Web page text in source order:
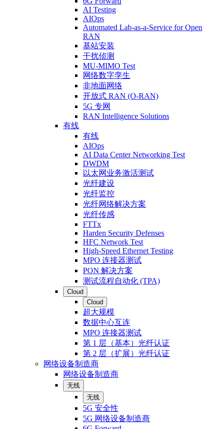
AI Testing
AIOps
Automated Lab-as-a-Service for Open
RAN
基站安装
干扰侦测
MU-MIMO Test
网络数字孪生
非地面网络
开放式 RAN (O-RAN)
5G 专网
RAN Intelligence Solutions
有线
有线
AIOps
AI Data Center Networking Test
DWDM
以太网业务激活测试
光纤建设
光纤监控
光纤网络解决方案
光纤传感
FTTx
Harden Security Defenses
HFC Network Test
High-Speed Ethernet Testing
MPO 连接器测试
PON 解决方案
测试流程自动化 (TPA)
Cloud
Cloud
超大规模
数据中心互连
MPO 连接器测试
第 1 层（基本）光纤认证
第 2 层（扩展）光纤认证
网络设备制造商
网络设备制造商
无线
无线
5G 安全性
5G 网络设备制造商